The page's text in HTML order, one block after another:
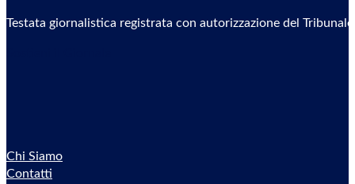
Testata giornalistica registrata con autorizzazione del
Chi Siamo
Contatti